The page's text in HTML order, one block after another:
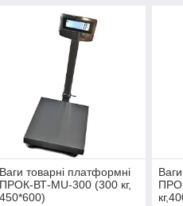
Ваги товарні платформні
ПРОК-ВТ-MU-300 (300 кг,
450*600)
Ваги